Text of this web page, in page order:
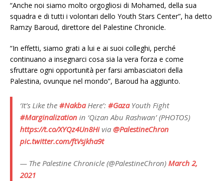
“Anche noi siamo molto orgogliosi di Mohamed, della sua
squadra e di tutti i volontari dello Youth Stars Center”, ha detto
Ramzy Baroud, direttore del Palestine Chronicle.
“In effetti, siamo grati a lui e ai suoi colleghi, perché
continuano a insegnarci cosa sia la vera forza e come
sfruttare ogni opportunità per farsi ambasciatori della
Palestina, ovunque nel mondo”, Baroud ha aggiunto.
‘It’s Like the #NakbaHere’: #GazaYouth Fight
#Marginalization in ‘Qizan Abu Rashwan’ (PHOTOS)
https://t.co/XYQz4Un8Hivia @PalestineChron
pic.twitter.com/ftVsjkha9t
— The Palestine Chronicle (@PalestineChron) March 2,
2021